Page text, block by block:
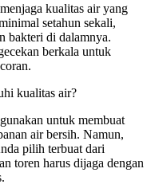
kualitas air yang
setahun sekali,
bakteri di dalamnya.
berkala untuk
kualitas air?
untuk membuat
air bersih. Namun,
pilih terbuat dari
toren harus dijaga dengan